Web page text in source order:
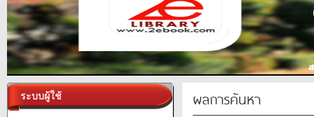
ระบบผู้ใช้ ผลการค้นหา